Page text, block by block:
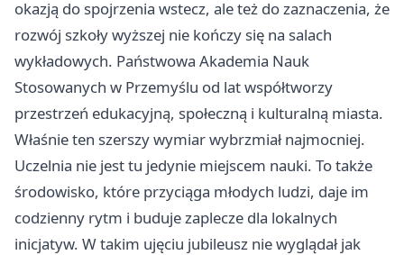
okazją do spojrzenia wstecz, ale też do zaznaczenia, że
rozwój szkoły wyższej nie kończy się na salach
wykładowych. Państwowa Akademia Nauk
Stosowanych w Przemyślu od lat współtworzy
przestrzeń edukacyjną, społeczną i kulturalną miasta.
Właśnie ten szerszy wymiar wybrzmiał najmocniej.
Uczelnia nie jest tu jedynie miejscem nauki. To także
środowisko, które przyciąga młodych ludzi, daje im
codzienny rytm i buduje zaplecze dla lokalnych
inicjatyw. W takim ujęciu jubileusz nie wyglądał jak